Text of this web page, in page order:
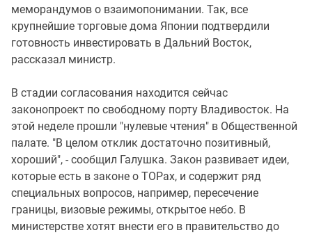
меморандумов о взаимопонимании. Так, все
крупнейшие торговые дома Японии подтвердили
готовность инвестировать в Дальний Восток,
рассказал министр.
В стадии согласования находится сейчас
законопроект по свободному порту Владивосток. На
этой неделе прошли "нулевые чтения" в Общественной
палате. "В целом отклик достаточно позитивный,
хороший", - сообщил Галушка. Закон развивает идеи,
которые есть в законе о ТОРах, и содержит ряд
специальных вопросов, например, пересечение
границы, визовые режимы, открытое небо. В
министерстве хотят внести его в правительство до